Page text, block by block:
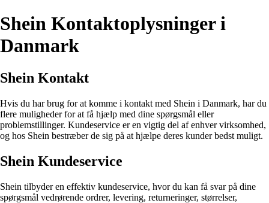
Shein Kontaktoplysninger i
Danmark
Shein Kontakt
Hvis du har brug for at komme i kontakt med Shein i Danmark, har du
flere muligheder for at få hjælp med dine spørgsmål eller
problemstillinger. Kundeservice er en vigtig del af enhver virksomhed,
og hos Shein bestræber de sig på at hjælpe deres kunder bedst muligt.
Shein Kundeservice
Shein tilbyder en effektiv kundeservice, hvor du kan få svar på dine
spørgsmål vedrørende ordrer, levering, returneringer, størrelser,